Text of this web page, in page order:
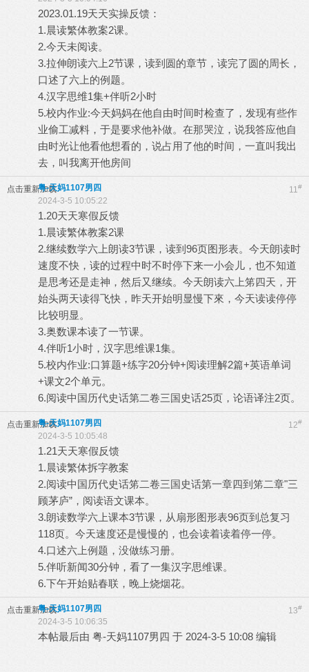
2023.01.19天天实操反馈：
1.晨读繁体教案2课。
2.今天未阅读。
3.拉伸朗读六上2节课，读到圆的章节，读完了圆的周长，
口述了六上的例题。
4.汉字思维1集+伴听2小时
5.校内作业:今天妈妈在他自由时间时检查了，发现有些作
业偷工减料，于是要求他补做。在那哭泣，说我答应他自
由时光让他看他想看的，说占用了他的时间，一直叫我出
去，叫我离开他房间
点击重新加载 11#
粤-天妈1107男四
2024-3-5 10:05:22
1.20天天寒假反馈
1.晨读繁体教案2课
2.继续数学六上朗读3节课，读到96页图形表。今天朗读时
速度不快，读的过程中时不时停下来一小会儿，也不知道
是思考还是走神，然后又继续。今天朗读六上笫四天，开
始头两天读得飞快，昨天开始明显慢下來，今天读读停停
比较明显。
3.奥数课本读了一节课。
4.伴听1小时，汉字思维课1集。
5.校内作业:口算题+练字20分钟+阅读理解2篇+英语单词
+课文2个单元。
6.阅读中国历代史话第二卷三国史话25页，论语译注2页。
点击重新加载 12#
粤-天妈1107男四
2024-3-5 10:05:48
1.21天天寒假反馈
1.晨读繁体拆字教案
2.阅读中国历代史话笫二卷三国史话第一章四到笫二章"三
顾茅庐”，阅读语文课本。
3.朗读数学六上课本3节课，从扇形图形表96页到总复习
118页。今天速度还是慢慢的，也会读着读着停一停。
4.口述六上例题，没做练习册。
5.伴听新闻30分钟，看了一集汉字思维课。
6.下午开始贴春联，晚上烧烟花。
点击重新加载 13#
粤-天妈1107男四
2024-3-5 10:06:35
本帖最后由 粤-天妈1107男四 于 2024-3-5 10:08 编辑